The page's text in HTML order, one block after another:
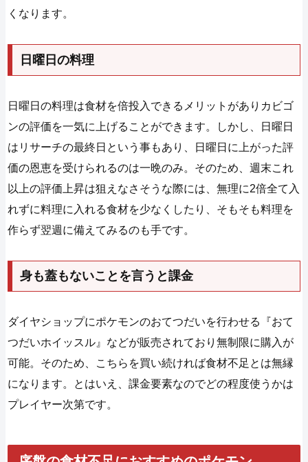
くなります。
日曜日の料理
日曜日の料理は食材を倍投入できるメリットがありカビゴ
ンの評価を一気に上げることができます。しかし、日曜日
はリサーチの最終日という事もあり、日曜日に上がった評
価の恩恵を受けられるのは一晩のみ。そのため、週末これ
以上の評価上昇は狙えなさそうな際には、無理に2倍全て入
れずに料理に入れる食材を少なくしたり、そもそも料理を
作らず翌週に備えてみるのも手です。
身も蓋もないことを言うと課金
ダイヤショップにポケモンのおてつだいを行わせる『おて
つだいホイッスル』などが販売されており無制限に購入が
可能。そのため、こちらを買い続ければ食材不足とは無縁
になります。とはいえ、課金要素なのでどの程度使うかは
プレイヤー次第です。